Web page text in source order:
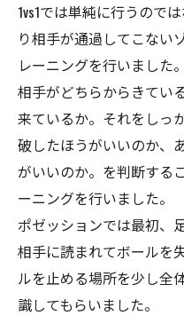
1vs1では単純に行うので
り相手が通過してこない
レーニングを行いました。
相手がどちらからきてい
来ているか。それをしっ
破したほうがいいのか、
がいいのか。を判断する
ーニングを行いました。
ポゼッションでは最初、
相手に読まれてボールを
ルを止める場所を少し全
識してもらいました。